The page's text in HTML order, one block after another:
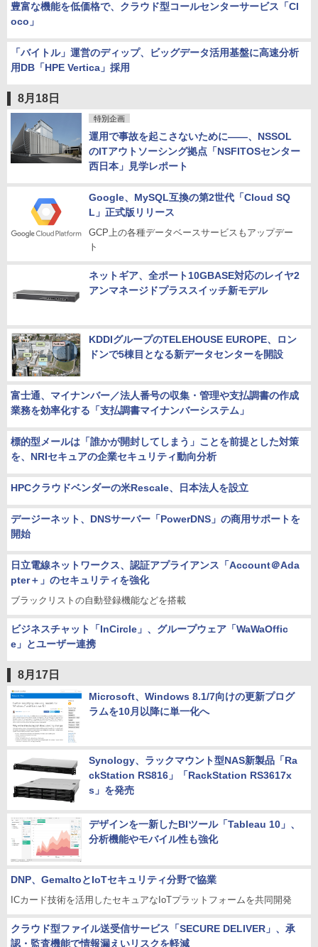
豊富な機能を低価格で、クラウド型コールセンターサービス「Cl
oco」
「バイトル」運営のディップ、ビッグデータ活用基盤に高速分析
用DB「HPE Vertica」採用
8月18日
特別企画
運用で事故を起こさないために――、NSSOL
のITアウトソーシング拠点「NSFITOSセンター
西日本」見学レポート
Google、MySQL互換の第2世代「Cloud SQ
L」正式版リリース
GCP上の各種データベースサービスもアップデー
ト
ネットギア、全ポート10GBASE対応のレイヤ2
アンマネージドプラススイッチ新モデル
KDDIグループのTELEHOUSE EUROPE、ロン
ドンで5棟目となる新データセンターを開設
富士通、マイナンバー／法人番号の収集・管理や支払調書の作成
業務を効率化する「支払調書マイナンバーシステム」
標的型メールは「誰かが開封してしまう」ことを前提とした対策
を、NRIセキュアの企業セキュリティ動向分析
HPCクラウドベンダーの米Rescale、日本法人を設立
デージーネット、DNSサーバー「PowerDNS」の商用サポートを
開始
日立電線ネットワークス、認証アプライアンス「Account＠Ada
pter＋」のセキュリティを強化
ブラックリストの自動登録機能などを搭載
ビジネスチャット「InCircle」、グループウェア「WaWaOffic
e」とユーザー連携
8月17日
Microsoft、Windows 8.1/7向けの更新プログ
ラムを10月以降に単一化へ
Synology、ラックマウント型NAS新製品「Ra
ckStation RS816」「RackStation RS3617x
s」を発売
デザインを一新したBIツール「Tableau 10」、
分析機能やモバイル性も強化
DNP、GemaltoとIoTセキュリティ分野で協業
ICカード技術を活用したセキュアなIoTプラットフォームを共同開発
クラウド型ファイル送受信サービス「SECURE DELIVER」、承
認・監査機能で情報漏えいリスクを軽減